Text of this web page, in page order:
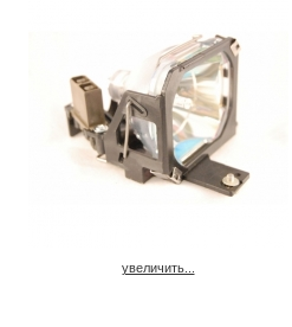
увеличить...